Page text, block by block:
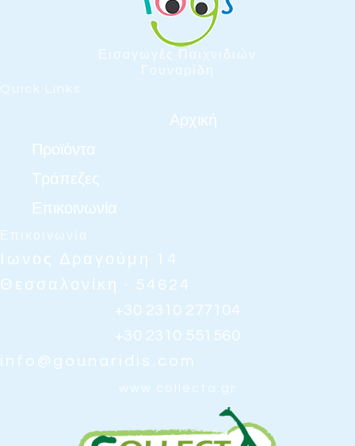
Εισαγωγές Παιχνιδιών
Γουναρίδη
Quick Links
Αρχική
Προϊόντα
Τράπεζες
Επικοινωνία
Επικοινωνία
Ιωνος Δραγούμη 14
Θεσσαλονίκη · 54624
+30 2310 277104
+30 2310 551560
info@gounaridis.com
www.collecta.gr